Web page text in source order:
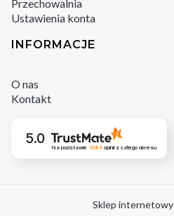
Przechowalnia
Ustawienia konta
INFORMACJE
O nas
Kontakt
5.0
Na podstawie 1083 opinii z całego okresu
Sklep internetowy